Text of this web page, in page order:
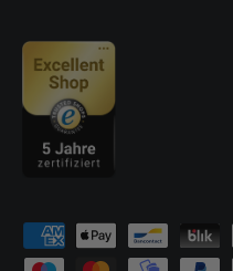
Zahlungsmethoden